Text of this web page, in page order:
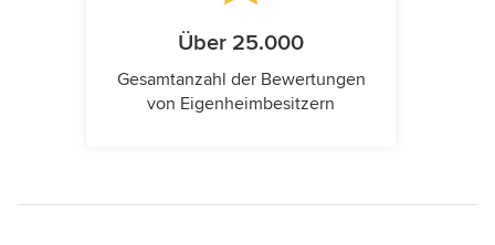
Über 25.000
Gesamtanzahl der Bewertungen
von Eigenheimbesitzern